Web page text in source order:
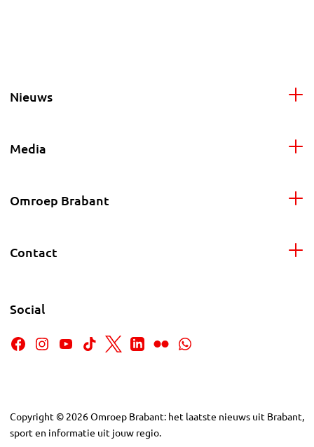
Nieuws
Media
Omroep Brabant
Contact
Social
Copyright © 2026Omroep Brabant: het laatste nieuws uit Brabant,
sport en informatie uit jouw regio.